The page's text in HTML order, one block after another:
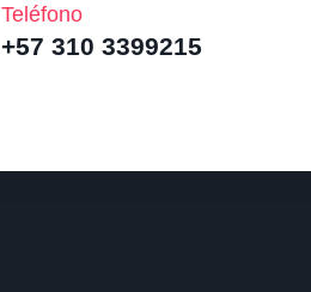
Teléfono
+57 310 3399215